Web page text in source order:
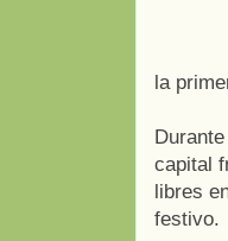
la
capital
libres
festivo.